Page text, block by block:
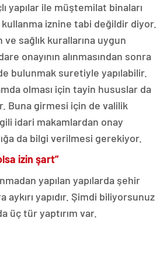
yapılar ile müştemilat binaları
kullanma iznine tabi değildir diyor.
sağlık kurallarına uygun
onayının alınmasından sonra
bulunmak suretiyle yapılabilir.
olması için tayin hususlar da
Buna girmesi için de valilik
idari makamlardan onay
da bilgi verilmesi gerekiyor.
izin şart”
yapılan yapılarda şehir
aykırı yapıdır. Şimdi biliyorsunuz
üç tür yaptırım var.